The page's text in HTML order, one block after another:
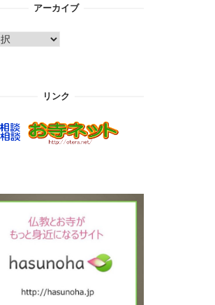
アーカイブ
リンク